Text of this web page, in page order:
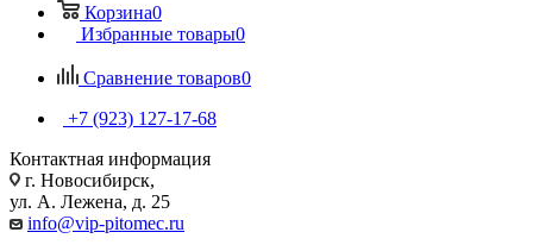
Корзина0
Избранные товары0
Сравнение товаров0
+7 (923) 127-17-68
Контактная информация
г. Новосибирск,
ул. А. Лежена, д. 25
info@vip-pitomec.ru